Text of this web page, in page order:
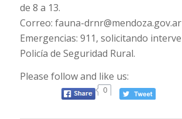
de 8 a 13.
Correo: fauna-drnr@mendoza.gov.ar
Emergencias: 911, solicitando
Policía de Seguridad Rural.
Please follow and like us:
0